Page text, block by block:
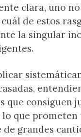
clara, uno no
de estos
la singular
que consiguen
que prometen
de grandes